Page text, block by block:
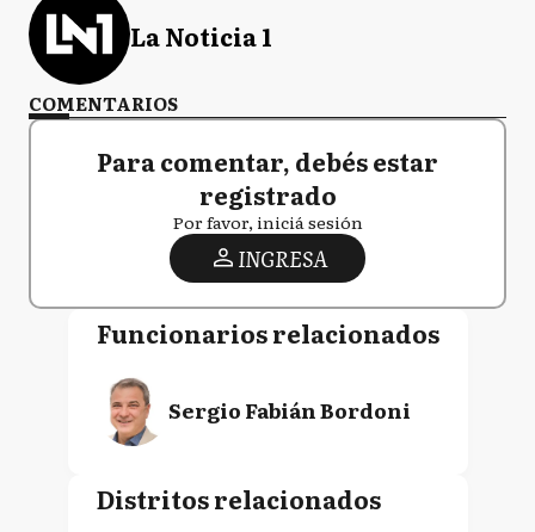
La Noticia 1
COMENTARIOS
Para comentar, debés estar
registrado
Por favor, iniciá sesión
INGRESA
Funcionarios relacionados
Sergio Fabián Bordoni
Distritos relacionados